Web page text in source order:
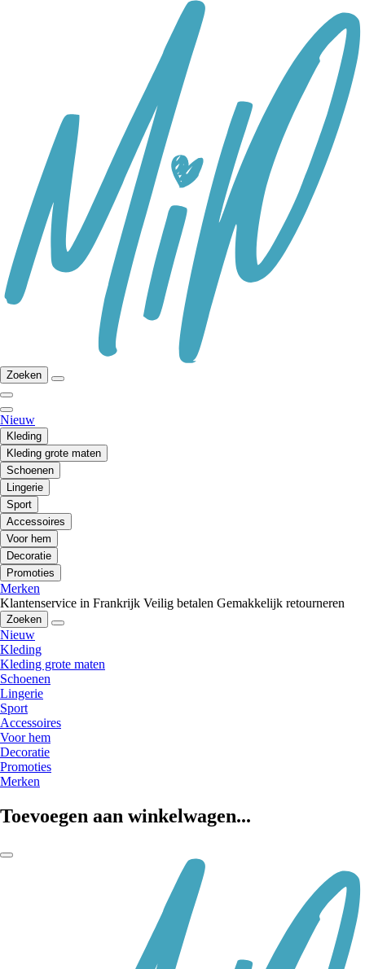
Zoeken
Nieuw
Kleding
Kleding grote maten
Schoenen
Lingerie
Sport
Accessoires
Voor hem
Decoratie
Promoties
Merken
Klantenservice in Frankrijk Veilig betalen Gemakkelijk retourneren
Zoeken
Nieuw
Kleding
Kleding grote maten
Schoenen
Lingerie
Sport
Accessoires
Voor hem
Decoratie
Promoties
Merken
Toevoegen aan winkelwagen...